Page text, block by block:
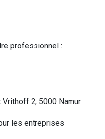
professionnel :
Vrithoff 2, 5000 Namur
les entreprises